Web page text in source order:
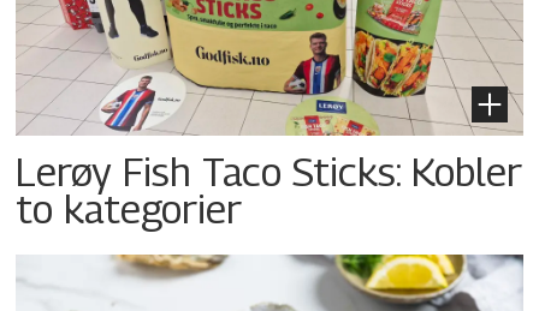
Lerøy Fish Taco Sticks: Kobler
to kategorier